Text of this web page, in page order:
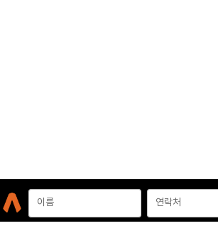
마케터
개인정보처리방침 이용약관 이메일무단수집거부
이름 연락처